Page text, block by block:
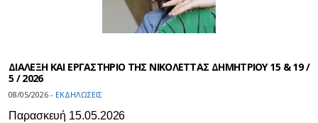
ΔΙΑΛΕΞΗ ΚΑΙ ΕΡΓΑΣΤΗΡΙΟ ΤΗΣ ΝΙΚΟΛΕΤΤΑΣ ΔΗΜΗΤΡΙΟΥ 15 & 19 /
5 / 2026
08/05/2026 - ΕΚΔΗΛΩΣΕΙΣ
Παρασκευή 15.05.2026